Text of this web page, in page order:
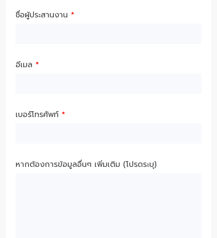
ชื่อผู้ประสานงาน *
อีเมล *
เบอร์โทรศัพท์ *
หากต้องการข้อมูลอื่นๆ เพิ่มเติม (โปรดระบุ)